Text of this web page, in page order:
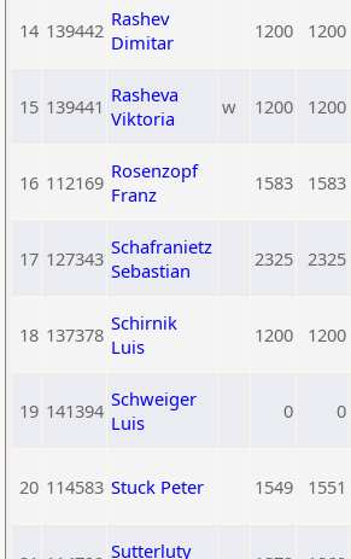
14 139442 Rashev
Dimitar
1200 1200
15 139441 Rasheva
Viktoria
w 1200 1200
16 112169 Rosenzopf
Franz
1583 1583
17 127343 Schafranietz
Sebastian
2325 2325
18 137378 Schirnik
Luis
1200 1200
19 141394 Schweiger
Luis
0 0
20 114583 Stuck Peter 1549 1551
Sutterluty